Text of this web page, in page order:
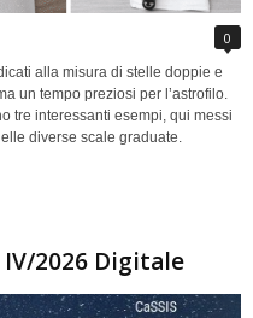
0
alla misura di stelle doppie e
un tempo preziosi per l’astrofilo.
tre interessanti esempi, qui messi
diverse scale graduate.
2026 Digitale